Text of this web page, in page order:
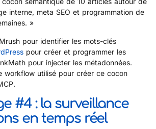
interne, meta SEO et programmation de
»
pour identifier les mots-clés
pour créer et programmer les
pour injecter les métadonnées.
workflow utilisé pour créer ce cocon
#4 : la surveillance
en temps réel